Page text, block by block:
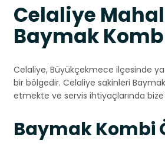
Celaliye
Baymak
Celaliye, Büyükçekmece ilçesinde
bir bölgedir. Celaliye sakinleri
etmekte ve servis ihtiyaçlarında
Baymak Kombi